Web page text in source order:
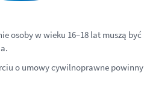
osoby w wieku 16–18 lat muszą być
o umowy cywilnoprawne powinny